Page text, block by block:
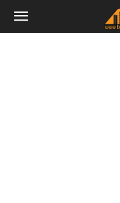
Bugojno